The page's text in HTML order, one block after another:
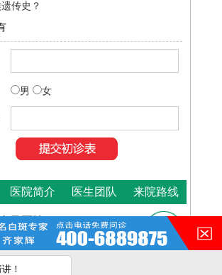
传史？
男 女
医院简介 医生团队 来院路线
风医院
400-688-9875
肥市铜陵路与裕溪路交叉路口
！